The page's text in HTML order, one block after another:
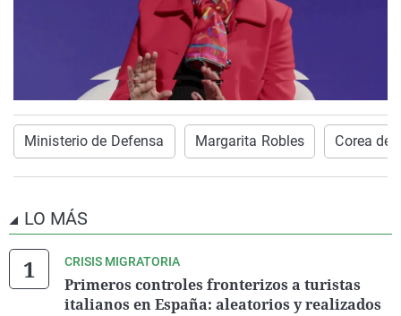
Ministerio de Defensa Margarita Robles Corea del
LO MÁS
CRISIS MIGRATORIA
Primeros controles fronterizos a turistas
italianos en España: aleatorios y realizados